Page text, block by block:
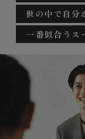
世の中で自分
一番似合うス